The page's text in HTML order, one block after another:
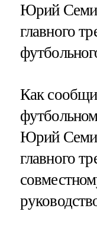
Юрий
главного
Как
Юрий
главного